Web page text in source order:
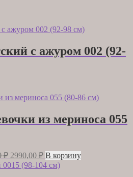
с ажуром 002 (92-
из мериноса 055
₽ Первоначальная
цена
составляла
2990,00 ₽Текущая
цена:
В корзину